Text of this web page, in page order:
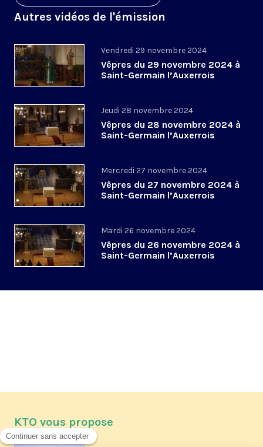
Autres vidéos de l'émission
Vendredi 29 novembre 2024
Vêpres du 29 novembre 2024 à
Saint-Germain l’Auxerrois
Jeudi 28 novembre 2024
Vêpres du 28 novembre 2024 à
Saint-Germain l’Auxerrois
Mercredi 27 novembre 2024
Vêpres du 27 novembre 2024 à
Saint-Germain l’Auxerrois
Mardi 26 novembre 2024
Vêpres du 26 novembre 2024 à
Saint-Germain l’Auxerrois
KTO vous propose